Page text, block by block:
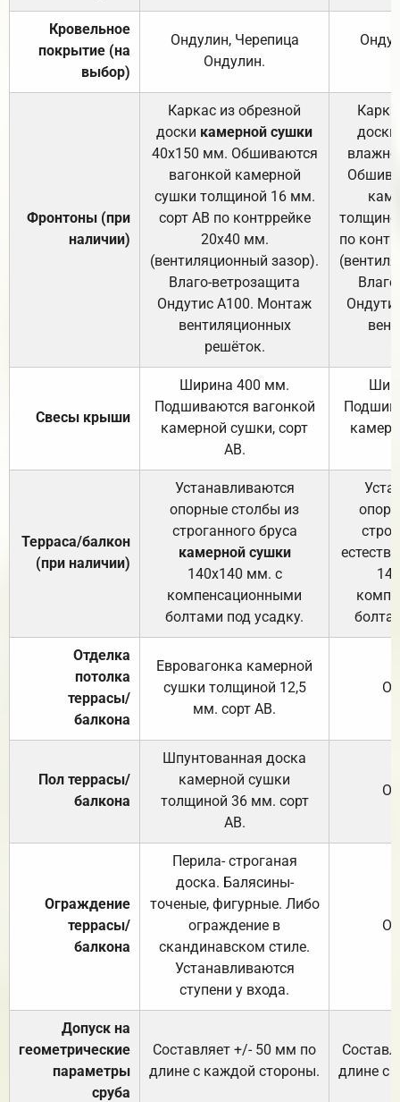
Кровельное
покрытие (на
выбор)
Ондулин, Черепица
Ондулин.
Фронтоны (при
наличии)
Каркас из обрезной
доски камерной сушки
40х150 мм. Обшиваются
вагонкой камерной
сушки толщиной 16 мм.
сорт АВ по контррейке
20х40 мм.
(вентиляционный зазор).
Влаго-ветрозащита
Ондутис А100. Монтаж
вентиляционных
решёток.
доски
по
Свесы крыши
Ширина 400 мм.
Подшиваются вагонкой
камерной сушки, сорт
АВ.
Терраса/балкон
(при наличии)
Устанавливаются
опорные столбы из
строганного бруса
камерной сушки
140х140 мм. с
компенсационными
болтами под усадку.
Отделка
потолка
террасы/
балкона
Евровагонка камерной
сушки толщиной 12,5
мм. сорт АВ.
Пол террасы/
балкона
Шпунтованная доска
камерной сушки
толщиной 36 мм. сорт
АВ.
Ограждение
террасы/
балкона
Перила- строганая
доска. Балясины-
точеные, фигурные. Либо
ограждение в
скандинавском стиле.
Устанавливаются
ступени у входа.
Допуск на
геометрические
параметры
сруба
Составляет +/- 50 мм по
длине с каждой стороны.
длине с